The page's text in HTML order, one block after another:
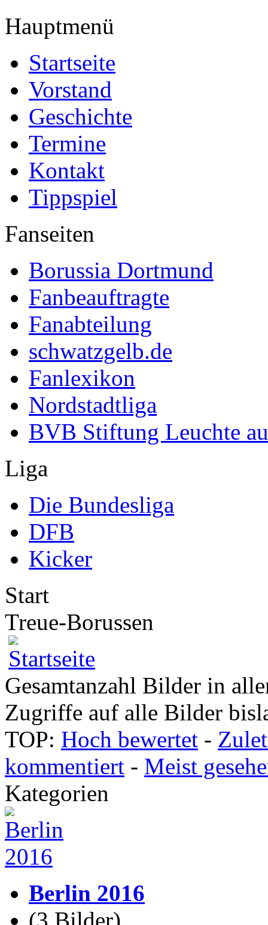
Hauptmenü
Startseite
Vorstand
Geschichte
Termine
Kontakt
Tippspiel
Fanseiten
Borussia Dortmund
Fanbeauftragte
Fanabteilung
schwatzgelb.de
Fanlexikon
Nordstadtliga
BVB Stiftung Leuchte
Liga
Die Bundesliga
DFB
Kicker
Start
Treue-Borussen
Gesamtanzahl Bilder in
Zugriffe auf alle Bilder
TOP: Hoch bewertet -
kommentiert - Meist
Kategorien
Berlin 2016